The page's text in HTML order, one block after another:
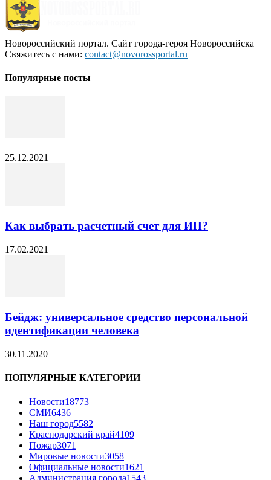
Новороссийский портал. Сайт города-героя Новороссийска
Свяжитесь с нами: contact@novorossportal.ru
Популярные посты
25.12.2021
Как выбрать расчетный счет для ИП?
17.02.2021
Бейдж: универсальное средство персональной
идентификации человека
30.11.2020
ПОПУЛЯРНЫЕ КАТЕГОРИИ
Новости18773
СМИ6436
Наш город5582
Краснодарский край4109
Пожар3071
Мировые новости3058
Официальные новости1621
Администрация города1543